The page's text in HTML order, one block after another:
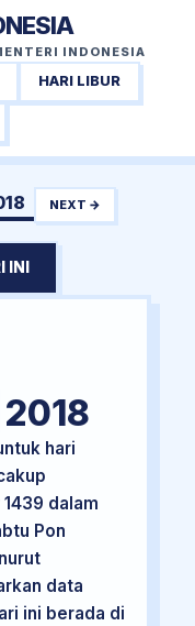
INDONESIA
HARI LIBUR
NEXT →
INI
2018
hari
dalam
Pon
data
ini berada di